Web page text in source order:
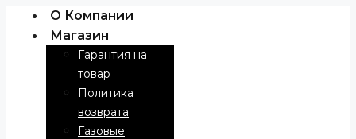
О Компании
Магазин
Гарантия на
товар
Политика
возврата
Газовые